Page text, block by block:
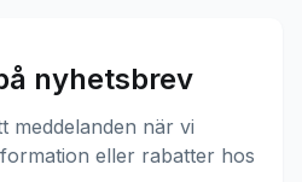
nyhetsbrev
meddelanden när vi
eller rabatter hos